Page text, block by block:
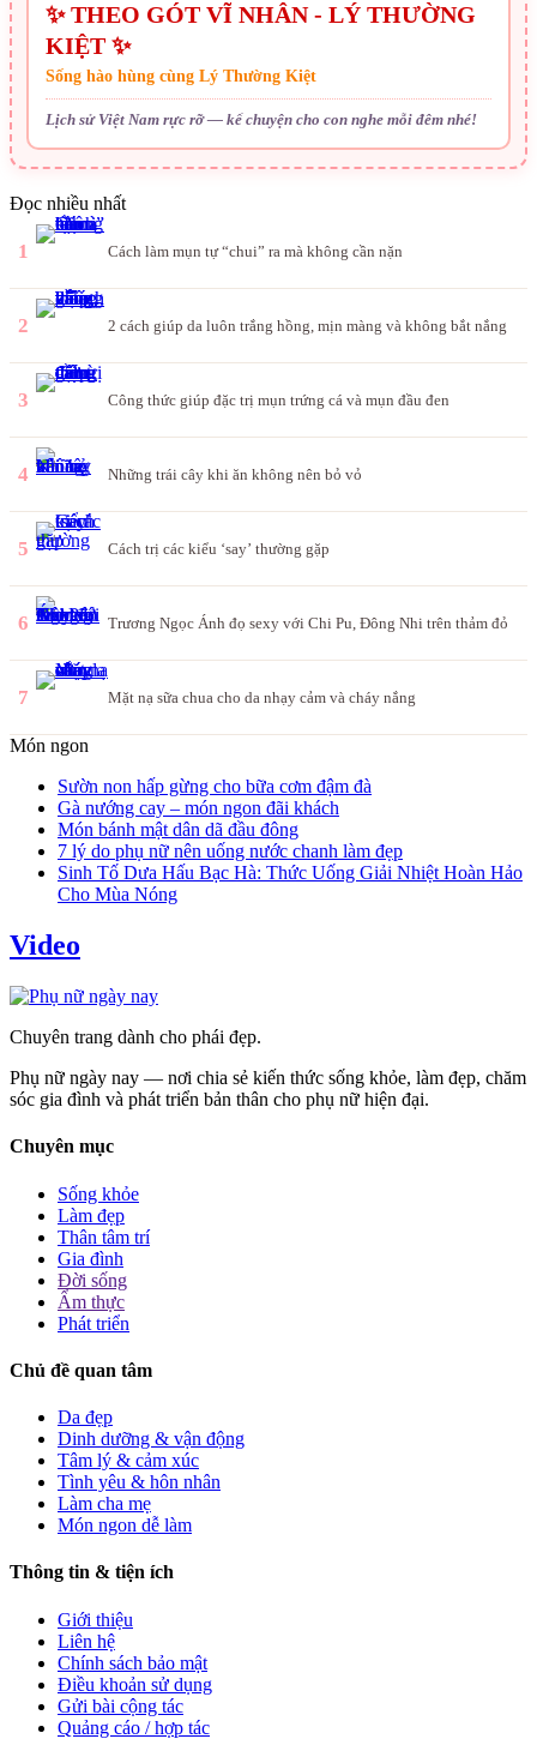
✨ THEO GÓT VĨ NHÂN - LÝ THƯỜNG
KIỆT ✨
Sống hào hùng cùng Lý Thường Kiệt
Lịch sử Việt Nam rực rỡ — kể chuyện cho con nghe mỗi đêm nhé!
Đọc nhiều nhất
1 Cách làm mụn tự “chui” ra mà không cần nặn
2 2 cách giúp da luôn trắng hồng, mịn màng và không bắt nắng
3 Công thức giúp đặc trị mụn trứng cá và mụn đầu đen
4 Những trái cây khi ăn không nên bỏ vỏ
5 Cách trị các kiểu ‘say’ thường gặp
6 Trương Ngọc Ánh đọ sexy với Chi Pu, Đông Nhi trên thảm đỏ
7 Mặt nạ sữa chua cho da nhạy cảm và cháy nắng
Món ngon
Sườn non hấp gừng cho bữa cơm đậm đà
Gà nướng cay – món ngon đãi khách
Món bánh mật dân dã đầu đông
7 lý do phụ nữ nên uống nước chanh làm đẹp
Sinh Tố Dưa Hấu Bạc Hà: Thức Uống Giải Nhiệt Hoàn Hảo
Cho Mùa Nóng
Video
Chuyên trang dành cho phái đẹp.
Phụ nữ ngày nay — nơi chia sẻ kiến thức sống khỏe, làm đẹp, chăm
sóc gia đình và phát triển bản thân cho phụ nữ hiện đại.
Chuyên mục
Sống khỏe
Làm đẹp
Thân tâm trí
Gia đình
Đời sống
Ẩm thực
Phát triển
Chủ đề quan tâm
Da đẹp
Dinh dưỡng & vận động
Tâm lý & cảm xúc
Tình yêu & hôn nhân
Làm cha mẹ
Món ngon dễ làm
Thông tin & tiện ích
Giới thiệu
Liên hệ
Chính sách bảo mật
Điều khoản sử dụng
Gửi bài cộng tác
Quảng cáo / hợp tác